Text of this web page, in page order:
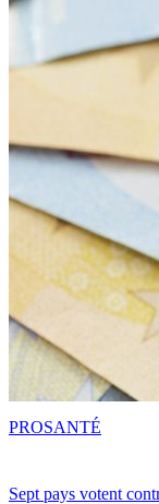
Sept pays votent
PROSANTÉ